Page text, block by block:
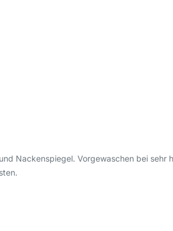
Nackenspiegel. Vorgewaschen bei sehr